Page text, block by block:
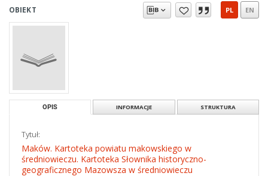
OBIEKT PL EN
OPIS INFORMACJE STRUKTURA
Tytuł:
Maków. Kartoteka powiatu makowskiego w
średniowieczu. Kartoteka Słownika historyczno-
geograficznego Mazowsza w średniowieczu